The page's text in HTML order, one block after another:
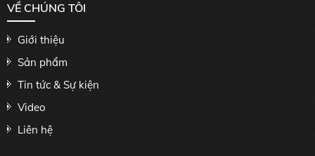
VỀ CHÚNG TÔI
Giới thiệu
Sản phẩm
Tin tức & Sự kiện
Video
Liên hệ